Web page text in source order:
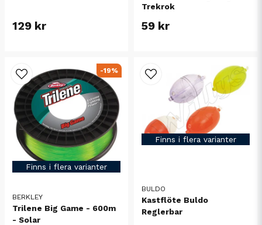
129 kr
Trekrok
59 kr
Finns i flera varianter
BERKLEY
Trilene Big Game - 600m
- Solar
-19%
Finns i flera varianter
BULDO
Kastflöte Buldo
Reglerbar